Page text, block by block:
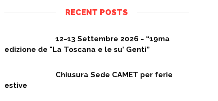
RECENT POSTS
12-13 Settembre 2026 - “19ma
edizione de "La Toscana e le su’ Genti”
Chiusura Sede CAMET per ferie
estive